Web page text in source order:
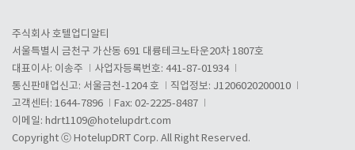
주식회사 호텔업디알티
서울특별시 금천구 가산동 691 대륭테크노타운20차 1807호
대표이사: 이송주
사업자등록번호: 441-87-01934
통신판매업신고: 서울금천-1204 호
직업정보: J1206020200010
고객센터: 1644-7896
Fax: 02-2225-8487
이메일: hdrt1109@hotelupdrt.com
Copyright ⓒ HotelupDRT Corp. All Right Reserved.